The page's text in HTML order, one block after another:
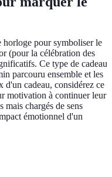
horloge pour symboliser le
(pour la célébration des
Ce type de cadeau
parcouru ensemble et les
cadeau, considérez ce
motivation à continuer leur
mais chargés de sens
émotionnel d'un